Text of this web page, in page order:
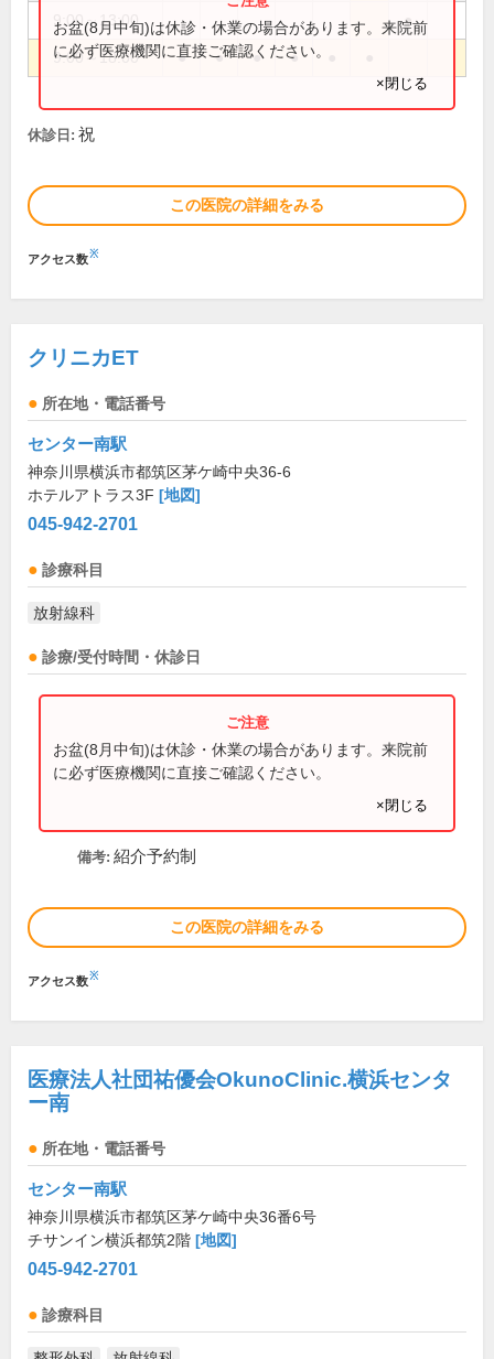
9:00～13:00 ●
9:00～18:00 ● ● ● ●
お盆(8月中旬)は休診・休業の場合があります。来院前
に必ず医療機関に直接ご確認ください。
×閉じる
休診日: 祝
この医院の詳細をみる
アクセス数※
クリニカET
所在地・電話番号
センター南駅
神奈川県横浜市都筑区茅ケ崎中央36-6
ホテルアトラス3F [地図]
045-942-2701
診療科目
放射線科
診療/受付時間・休診日
お盆(8月中旬)は休診・休業の場合があります。来院前
に必ず医療機関に直接ご確認ください。
×閉じる
備考: 紹介予約制
この医院の詳細をみる
アクセス数※
医療法人社団祐優会OkunoClinic.横浜センタ
ー南
所在地・電話番号
センター南駅
神奈川県横浜市都筑区茅ケ崎中央36番6号
チサンイン横浜都筑2階 [地図]
045-942-2701
診療科目